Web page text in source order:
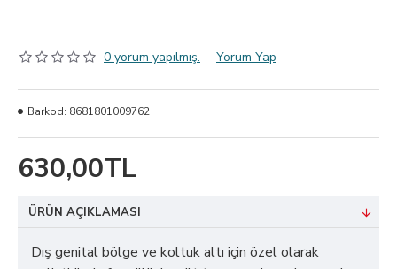
0 yorum yapılmış. - Yorum Yap
630,00TL
Barkod: 8681801009762
ÜRÜN AÇIKLAMASI
Dış genital bölge ve koltuk altı için özel olarak